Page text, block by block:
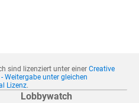
sind lizenziert unter einer Creative
Weitergabe unter gleichen
Lizenz.
Lobbywatch